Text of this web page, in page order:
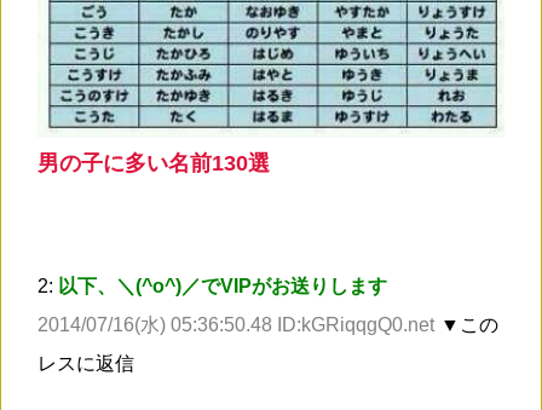
男の子に多い名前130選
2: 以下、＼(^o^)／でVIPがお送りします
2014/07/16(水) 05:36:50.48 ID:kGRiqqgQ0.net ▼この
レスに返信